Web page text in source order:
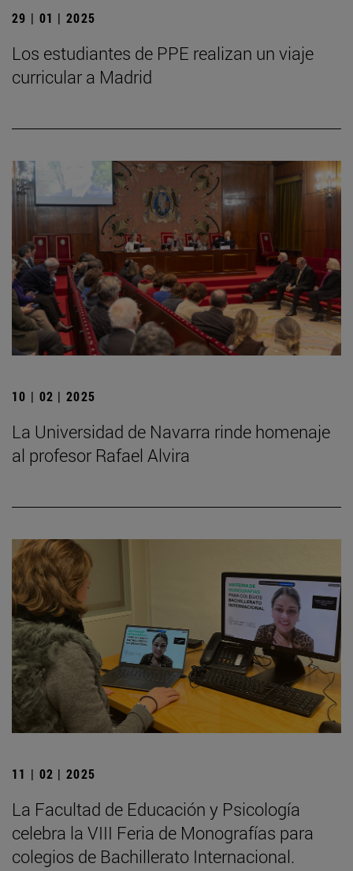
29 | 01 | 2025
Los estudiantes de PPE realizan un viaje
curricular a Madrid
10 | 02 | 2025
La Universidad de Navarra rinde homenaje
al profesor Rafael Alvira
11 | 02 | 2025
La Facultad de Educación y Psicología
celebra la VIII Feria de Monografías para
colegios de Bachillerato Internacional.